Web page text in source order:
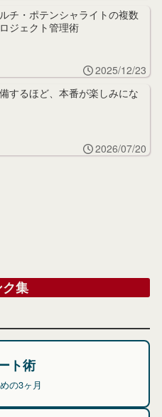
チ・ポテンシャライトの複数
ジェクト管理術
2025/12/23
するほど、本番が楽しみにな
2026/07/20
ク集
ト術
の3ヶ月